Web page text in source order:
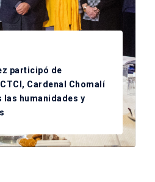
participó de
Cardenal Chomalí
las humanidades y